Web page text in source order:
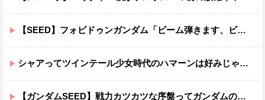
【SEED】フォビドゥンガンダム「ビーム弾きます、ビーム曲げられます、空飛びます」←二世代目でこれ出来るのおかしいだろ
シャアってツインテール少女時代のハマーンは好みじゃなかったの？
【ガンダムSEED】戦力カツカツな序盤ってガンダムの中だと割と珍しい気がする